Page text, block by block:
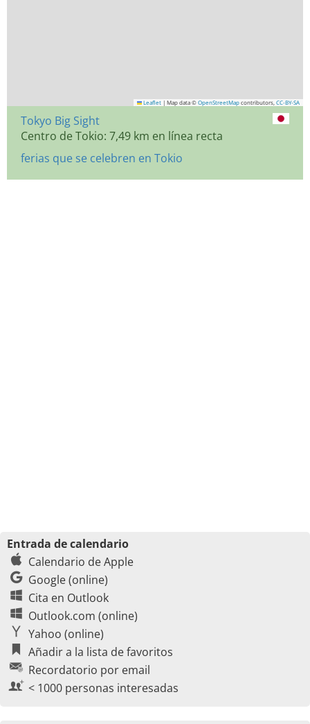
Leaflet | Map data © OpenStreetMap contributors, CC-BY-SA
Tokyo Big Sight
Centro de Tokio: 7,49 km en línea recta
ferias que se celebren en Tokio
Entrada de calendario
Calendario de Apple
Google (online)
Cita en Outlook
Outlook.com (online)
Yahoo (online)
Añadir a la lista de favoritos
Recordatorio por email
< 1000 personas interesadas